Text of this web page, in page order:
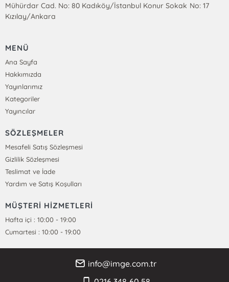
Mühürdar Cad. No: 80 Kadıköy/İstanbul Konur Sokak No: 17
Kızılay/Ankara
MENÜ
Ana Sayfa
Hakkımızda
Yayınlarımız
Kategoriler
Yayıncılar
SÖZLEŞMELER
Mesafeli Satış Sözleşmesi
Gizlilik Sözleşmesi
Teslimat ve İade
Yardım ve Satış Koşulları
MÜŞTERİ HİZMETLERİ
Hafta içi : 10:00 - 19:00
Cumartesi : 10:00 - 19:00
info@imge.com.tr